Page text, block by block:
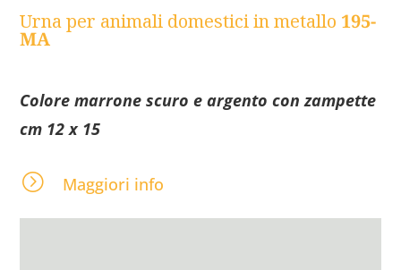
Urna per animali domestici in metallo 195-
MA
Colore marrone scuro e argento con zampette
cm 12 x 15
= Maggiori info